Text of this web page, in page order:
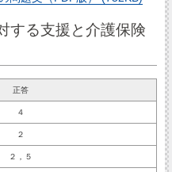
する支援と介護保険
正答
４
２
２，５